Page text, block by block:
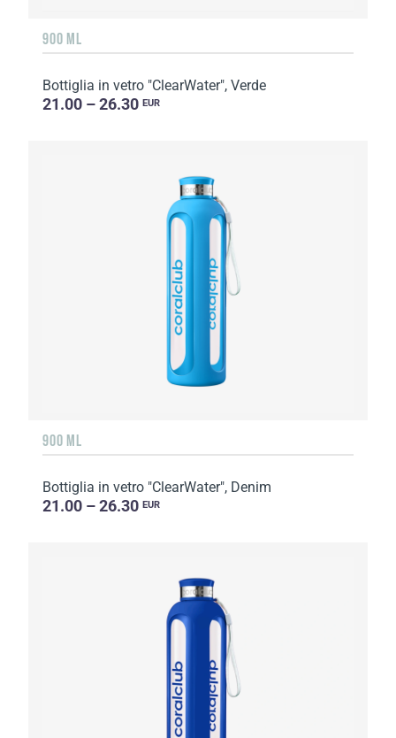
900 ML
Bottiglia in vetro "ClearWater", Verde
21.00 – 26.30 EUR
900 ML
Bottiglia in vetro "ClearWater", Denim
21.00 – 26.30 EUR